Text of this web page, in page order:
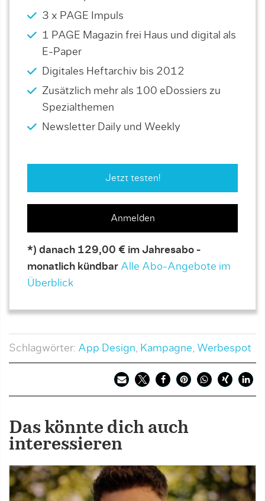
3 x PAGE Impuls
1 PAGE Magazin frei Haus und digital als
E-Paper
Digitales Heftarchiv bis 2012
Zusätzlich mehr als 100 eDossiers zu
Spezialthemen
Newsletter Daily und Weekly
Jetzt testen!
Anmelden
*) danach 129,00 € im Jahresabo -
monatlich kündbar Alle Abo-Angebote im
Überblick
Schlagwörter: App Design, Kampagne, Werbespot
Das könnte dich auch
interessieren